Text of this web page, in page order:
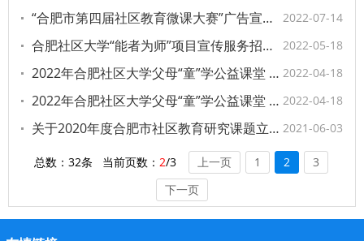
2022-07-14
“合肥市第四届社区教育微课大赛”广告宣传服务招标结果公示
2022-05-18
合肥社区大学“能者为师”项目宣传服务招标结果公示
2022-04-18
2022年合肥社区大学父母“童”学公益课堂 微信公众号运维项目服务招标结果公示
2022-04-18
2022年合肥社区大学父母“童”学公益课堂 读本、讲座、直播及微课项目服务招标结果公示
2021-06-03
关于2020年度合肥市社区教育研究课题立项工作的通知（合社指〔2020〕11号）
总数：32条 当前页数： 2/3 上一页 1 2
3
下一页